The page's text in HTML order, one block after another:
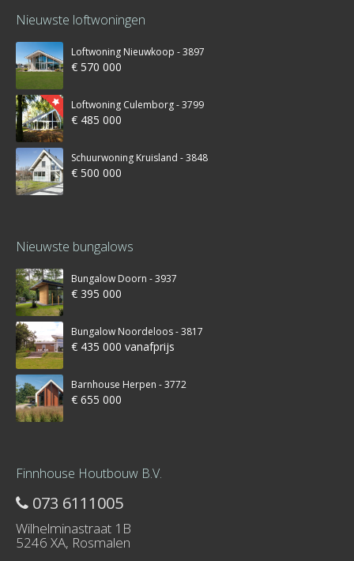
Nieuwste loftwoningen
Loftwoning Nieuwkoop - 3897
€ 570 000
Loftwoning Culemborg - 3799
€ 485 000
Schuurwoning Kruisland - 3848
€ 500 000
Nieuwste bungalows
Bungalow Doorn - 3937
€ 395 000
Bungalow Noordeloos - 3817
€ 435 000 vanafprijs
Barnhouse Herpen - 3772
€ 655 000
Finnhouse Houtbouw B.V.
073 6111005
Wilhelminastraat 1B
5246 XA, Rosmalen